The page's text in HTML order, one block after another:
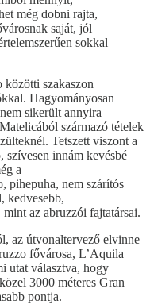
még dobni rajta,
saját, jól
sokkal
közötti szakaszon
Hagyományosan
sikerült annyira
származó tételek
Tetszett viszont a
innám kevésbé
a
pihepuha, nem szárítós
kedvesebb,
az abruzzói fajtatársai.
az útvonaltervező elvinne
fővárosa, L’Aquila
utat választva, hogy
3000 méteres Gran
pontja.